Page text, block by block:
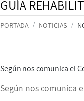
GUÍA
PORTADA NOTICIAS
Según nos comunica el
Según nos comunica